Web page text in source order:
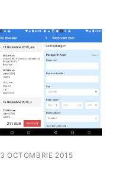
3 OCTOMBRIE 2015